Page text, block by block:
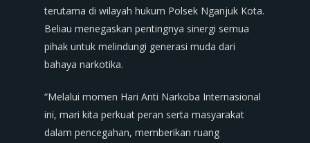
terutama di wilayah hukum Polsek Nganjuk Kota.
Beliau menegaskan pentingnya sinergi semua
pihak untuk melindungi generasi muda dari
bahaya narkotika.
“Melalui momen Hari Anti Narkoba Internasional
ini, mari kita perkuat peran serta masyarakat
dalam pencegahan, memberikan ruang